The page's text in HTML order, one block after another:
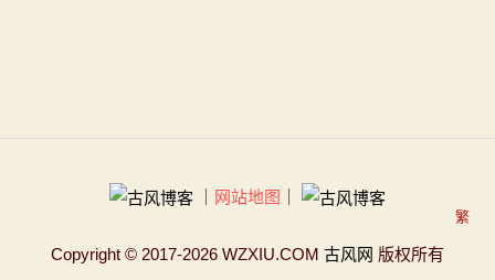
网站地图
Copyright © 2017-2026 WZXIU.COM 古风网 版权所有
繁